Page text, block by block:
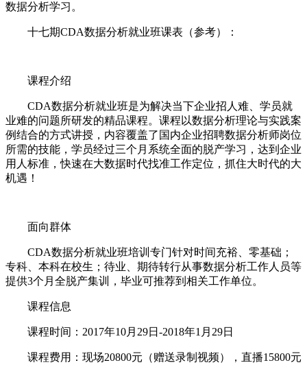
数据分析学习。
十七期CDA数据分析就业班课表（参考）：
课程介绍
CDA数据分析就业班是为解决当下企业招人难、学员就
业难的问题所研发的精品课程。课程以数据分析理论与实践案
例结合的方式讲授，内容覆盖了国内企业招聘数据分析师岗位
所需的技能，学员经过三个月系统全面的脱产学习，达到企业
用人标准，快速在大数据时代找准工作定位，抓住大时代的大
机遇！
面向群体
CDA数据分析就业班培训专门针对时间充裕、零基础；
专科、本科在校生；待业、期待转行从事数据分析工作人员等
提供3个月全脱产集训，毕业可推荐到相关工作单位。
课程信息
课程时间：2017年10月29日-2018年1月29日
课程费用：现场20800元（赠送录制视频），直播15800元